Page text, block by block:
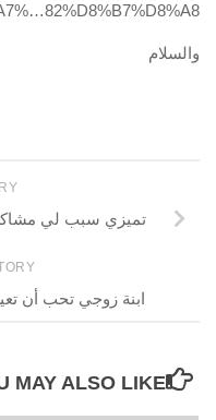
والسلام
تميزي سبب لي
ابنة زوجي تحب أن
MAY ALSO LIKE...